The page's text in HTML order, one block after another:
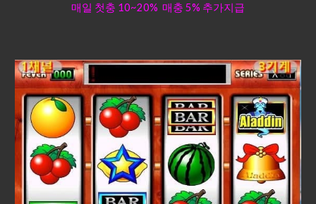
매일 첫충 10~20% 매충 5% 추가지급